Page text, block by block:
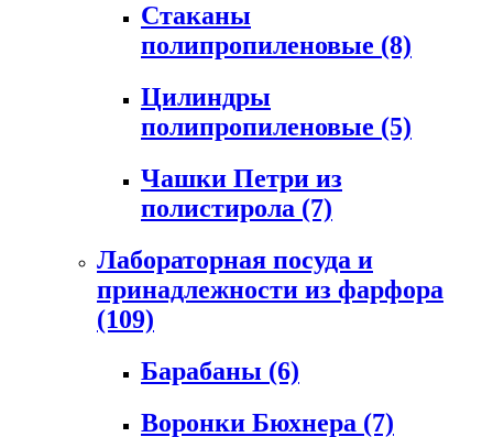
Стаканы
полипропиленовые (8)
Цилиндры
полипропиленовые (5)
Чашки Петри из
полистирола (7)
Лабораторная посуда и
принадлежности из фарфора
(109)
Барабаны (6)
Воронки Бюхнера (7)